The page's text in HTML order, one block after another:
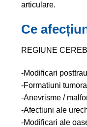
articulare.
Ce
REGIUNE
-Modificari
-Formatiuni
-Anevrisme /
-Afectiuni ale
-Modificari ale